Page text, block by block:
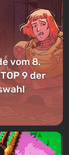
vom 8.
9 der